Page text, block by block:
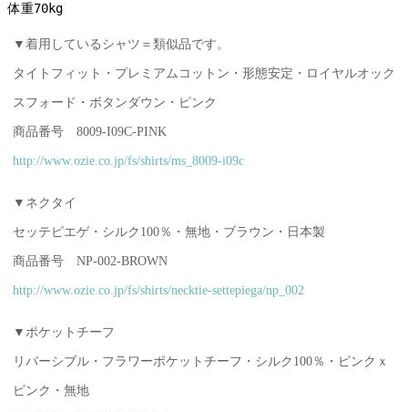
体重70kg
▼着用しているシャツ＝類似品です。
タイトフィット・プレミアムコットン・形態安定・ロイヤルオック
スフォード・ボタンダウン・ピンク
商品番号 8009-I09C-PINK
http://www.ozie.co.jp/fs/shirts/ms_8009-i09c
▼ネクタイ
セッテピエゲ・シルク100％・無地・ブラウン・日本製
商品番号 NP-002-BROWN
http://www.ozie.co.jp/fs/shirts/necktie-settepiega/np_002
▼ポケットチーフ
リバーシブル・フラワーポケットチーフ・シルク100％・ピンクｘ
ピンク・無地